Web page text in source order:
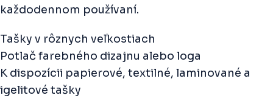
každodennom používaní.
Tašky v rôznych veľkostiach
Potlač farebného dizajnu alebo loga
K dispozícii papierové, textilné, laminované a
igelitové tašky